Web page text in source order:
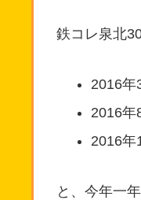
鉄コレ泉北
2016年
2016年
2016年
と、今年一